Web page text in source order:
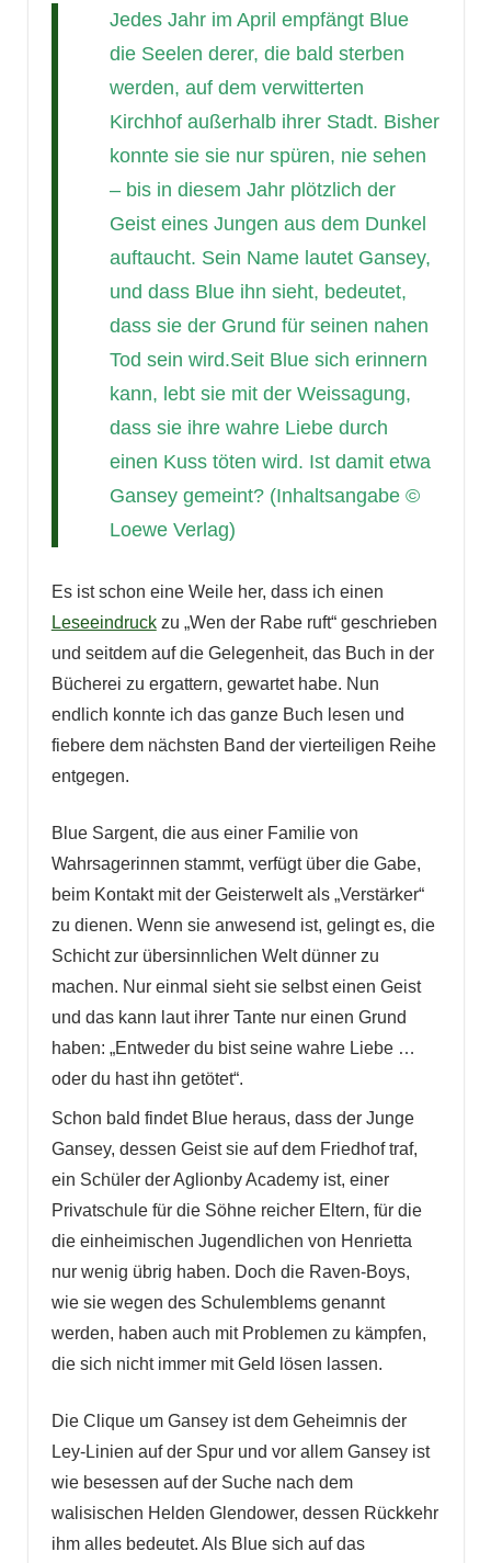
Jedes Jahr im April empfängt Blue
die Seelen derer, die bald sterben
werden, auf dem verwitterten
Kirchhof außerhalb ihrer Stadt. Bisher
konnte sie sie nur spüren, nie sehen
– bis in diesem Jahr plötzlich der
Geist eines Jungen aus dem Dunkel
auftaucht. Sein Name lautet Gansey,
und dass Blue ihn sieht, bedeutet,
dass sie der Grund für seinen nahen
Tod sein wird.Seit Blue sich erinnern
kann, lebt sie mit der Weissagung,
dass sie ihre wahre Liebe durch
einen Kuss töten wird. Ist damit etwa
Gansey gemeint? (Inhaltsangabe ©
Loewe Verlag)
Es ist schon eine Weile her, dass ich einen
Leseeindruckzu „Wen der Rabe ruft“ geschrieben
und seitdem auf die Gelegenheit, das Buch in der
Bücherei zu ergattern, gewartet habe. Nun
endlich konnte ich das ganze Buch lesen und
fiebere dem nächsten Band der vierteiligen Reihe
entgegen.
Blue Sargent, die aus einer Familie von
Wahrsagerinnen stammt, verfügt über die Gabe,
beim Kontakt mit der Geisterwelt als „Verstärker“
zu dienen. Wenn sie anwesend ist, gelingt es, die
Schicht zur übersinnlichen Welt dünner zu
machen. Nur einmal sieht sie selbst einen Geist
und das kann laut ihrer Tante nur einen Grund
haben: „Entweder du bist seine wahre Liebe …
oder du hast ihn getötet“.
Schon bald findet Blue heraus, dass der Junge
Gansey, dessen Geist sie auf dem Friedhof traf,
ein Schüler der Aglionby Academy ist, einer
Privatschule für die Söhne reicher Eltern, für die
die einheimischen Jugendlichen von Henrietta
nur wenig übrig haben. Doch die Raven-Boys,
wie sie wegen des Schulemblems genannt
werden, haben auch mit Problemen zu kämpfen,
die sich nicht immer mit Geld lösen lassen.
Die Clique um Gansey ist dem Geheimnis der
Ley-Linien auf der Spur und vor allem Gansey ist
wie besessen auf der Suche nach dem
walisischen Helden Glendower, dessen Rückkehr
ihm alles bedeutet. Als Blue sich auf das